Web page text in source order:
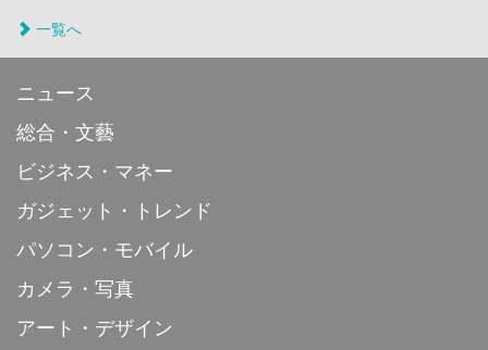
一覧へ
ニュース
総合・文藝
ビジネス・マネー
ガジェット・トレンド
パソコン・モバイル
カメラ・写真
アート・デザイン